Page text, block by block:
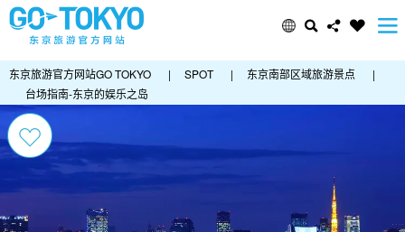
东京旅游官方网站GO TOKYO | SPOT | 东京南部区域旅游景点
|
台场指南-东京的娱乐之岛